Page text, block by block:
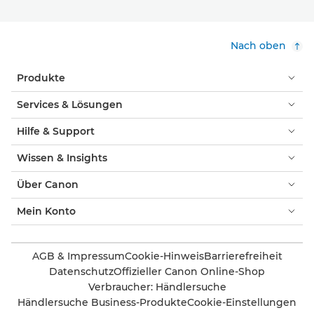
Nach oben
Produkte
Services & Lösungen
Hilfe & Support
Wissen & Insights
Über Canon
Mein Konto
AGB & ImpressumCookie-HinweisBarrierefreiheit
DatenschutzOffizieller Canon Online-Shop
Verbraucher: Händlersuche
Händlersuche Business-ProdukteCookie-Einstellungen